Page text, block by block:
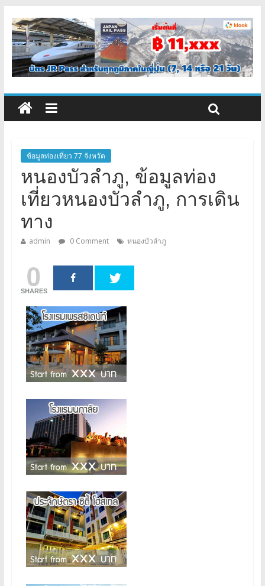
ข้อมูลท่องเที่ยว 77 จังหวัด
หนองบัวลำภู, ข้อมูลท่อง
เที่ยวหนองบัวลำภู, การเดิน
ทาง
admin 0 Comment หนองบัวลำภู
0
SHARES